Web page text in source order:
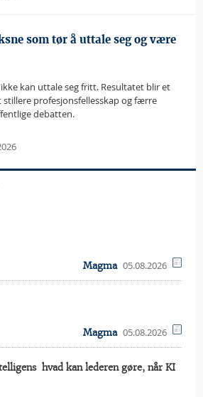
som tør å uttale seg og være
kan uttale seg fritt. Resultatet blir et
profesjonsfellesskap og færre
debatten.
Magma 05.08.2026
Magma 05.08.2026
 hvad kan lederen gøre, når KI